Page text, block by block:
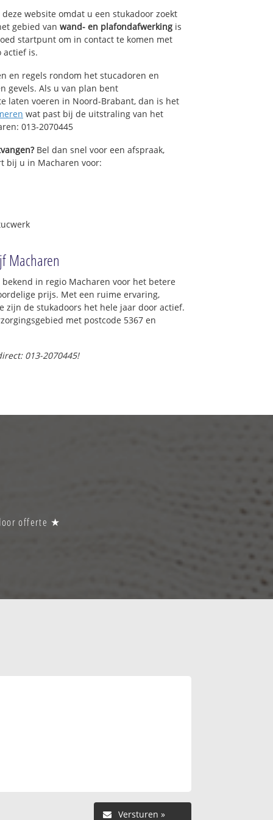
website omdat u een stukadoor zoekt
gebied van wand- en plafondafwerking is
startpunt om in contact te komen met
actief is.
en regels rondom het stucadoren en
gevels. Als u van plan bent
laten voeren in Noord-Brabant, dan is het
wat past bij de uitstraling van het
013-2070445
Bel dan snel voor een afspraak,
bij u in Macharen voor:
Macharen
in regio Macharen voor het betere
prijs. Met een ruime ervaring,
zijn de stukadoors het hele jaar door actief.
met postcode 5367 en
013-2070445!
offerte ★